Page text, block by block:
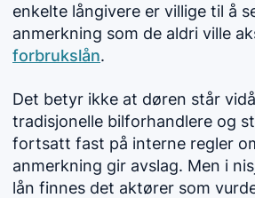
enkelte långivere er villige til å
anmerkning som de aldri ville
forbrukslån.
Det betyr ikke at døren står
tradisjonelle bilforhandlere og
fortsatt fast på interne regler
anmerkning gir avslag. Men i
lån finnes det aktører som